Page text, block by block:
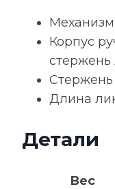
Корпус
стержень
Длина
Детали
Вес